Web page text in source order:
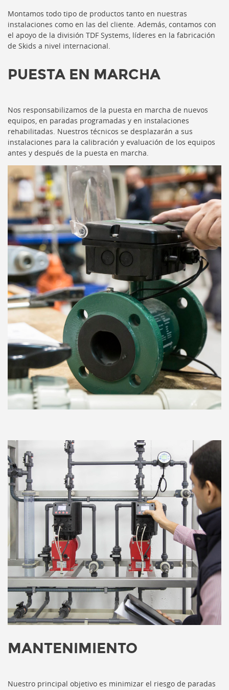
Montamos todo tipo de productos tanto en nuestras
instalaciones como en las del cliente. Además, contamos con
el apoyo de la división TDF Systems, líderes en la fabricación
de Skids a nivel internacional.
PUESTA EN MARCHA
Nos responsabilizamos de la puesta en marcha de nuevos
equipos, en paradas programadas y en instalaciones
rehabilitadas. Nuestros técnicos se desplazarán a sus
instalaciones para la calibración y evaluación de los equipos
antes y después de la puesta en marcha.
MANTENIMIENTO
Nuestro principal objetivo es minimizar el riesgo de paradas